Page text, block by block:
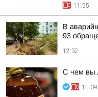
11:55
В
93
12:32
С чем вы
11:09